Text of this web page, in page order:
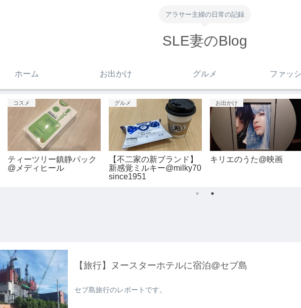
アラサー主婦の日常の記録
SLE妻のBlog
ホーム お出かけ グルメ ファッ
コスメ
ティーツリー鎮静パック
@メディヒール
グルメ
【不二家の新ブランド】
新感覚ミルキー@milky70
since1951
お出かけ
キリエのうた@映画
【旅行】ヌースターホテルに宿泊@セブ島
セブ島旅行のレポートです。